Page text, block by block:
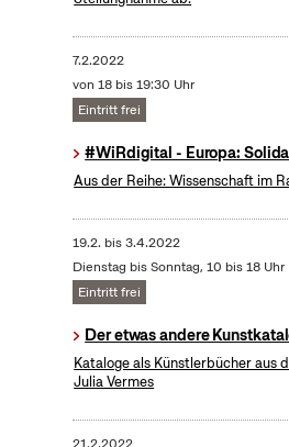
7.2.2022
von 18 bis 19:30 Uhr
Eintritt frei
#WiRdigital - Europa:
Aus der Reihe: Wissenschaft im
19.2. bis3.4.2022
Dienstag bis Sonntag, 10 bis 18 Uhr
Eintritt frei
Der etwas andere
Kataloge als Künstlerbücher aus
Julia Vermes
21.2.2022